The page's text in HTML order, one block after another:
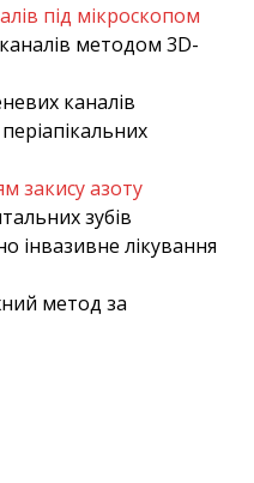
під мікроскопом
методом 3D-
каналів
закису азоту
зубів
інвазивне лікування
метод за